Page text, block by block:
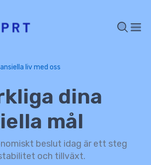
liv med oss
dina
mål
beslut idag är ett steg
och tillväxt.